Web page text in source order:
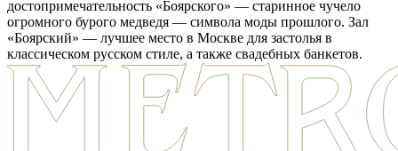
достопримечательность «Боярского» — старинное чучело
огромного бурого медведя — символа моды прошлого. Зал
«Боярский» — лучшее место в Москве для застолья в
классическом русском стиле, а также свадебных банкетов.